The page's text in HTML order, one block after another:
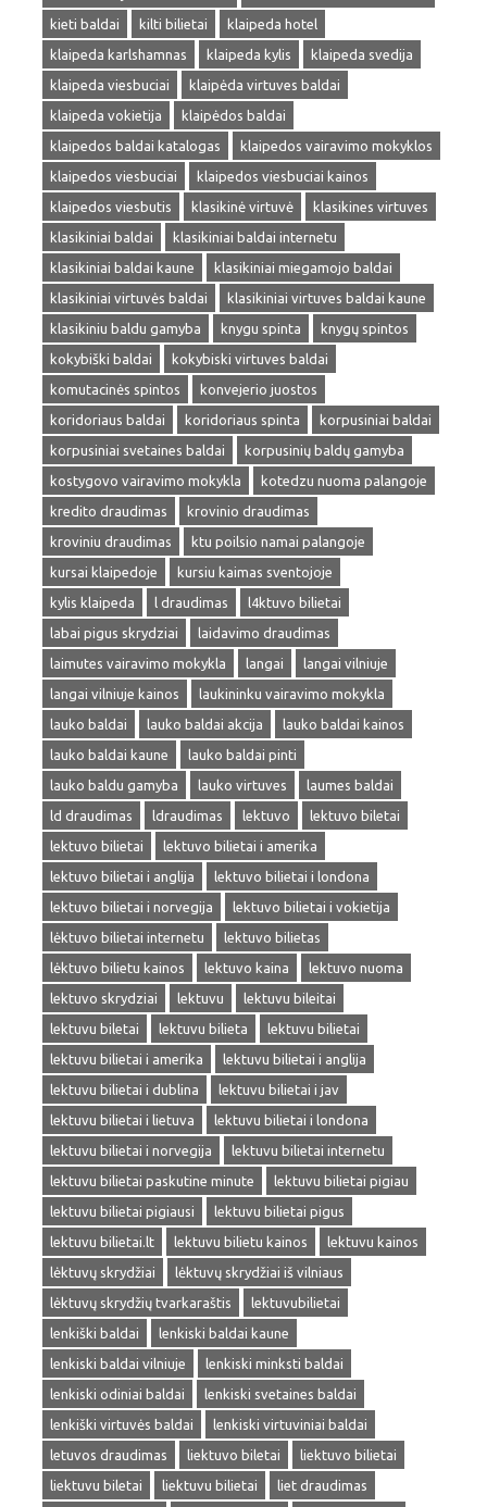
kieti baldai
kilti bilietai
klaipeda hotel
klaipeda karlshamnas
klaipeda kylis
klaipeda svedija
klaipeda viesbuciai
klaipėda virtuves baldai
klaipeda vokietija
klaipėdos baldai
klaipedos baldai katalogas
klaipedos vairavimo mokyklos
klaipedos viesbuciai
klaipedos viesbuciai kainos
klaipedos viesbutis
klasikinė virtuvė
klasikines virtuves
klasikiniai baldai
klasikiniai baldai internetu
klasikiniai baldai kaune
klasikiniai miegamojo baldai
klasikiniai virtuvės baldai
klasikiniai virtuves baldai kaune
klasikiniu baldu gamyba
knygu spinta
knygų spintos
kokybiški baldai
kokybiski virtuves baldai
komutacinės spintos
konvejerio juostos
koridoriaus baldai
koridoriaus spinta
korpusiniai baldai
korpusiniai svetaines baldai
korpusinių baldų gamyba
kostygovo vairavimo mokykla
kotedzu nuoma palangoje
kredito draudimas
krovinio draudimas
kroviniu draudimas
ktu poilsio namai palangoje
kursai klaipedoje
kursiu kaimas sventojoje
kylis klaipeda
l draudimas
l4ktuvo bilietai
labai pigus skrydziai
laidavimo draudimas
laimutes vairavimo mokykla
langai
langai vilniuje
langai vilniuje kainos
laukininku vairavimo mokykla
lauko baldai
lauko baldai akcija
lauko baldai kainos
lauko baldai kaune
lauko baldai pinti
lauko baldu gamyba
lauko virtuves
laumes baldai
ld draudimas
ldraudimas lektuvo
lektuvo biletai
lektuvo bilietai
lektuvo bilietai i amerika
lektuvo bilietai i anglija
lektuvo bilietai i londona
lektuvo bilietai i norvegija
lektuvo bilietai i vokietija
lėktuvo bilietai internetu
lektuvo bilietas
lėktuvo bilietu kainos
lektuvo kaina
lektuvo nuoma
lektuvo skrydziai
lektuvu
lektuvu bileitai
lektuvu biletai
lektuvu bilieta
lektuvu bilietai
lektuvu bilietai i amerika
lektuvu bilietai i anglija
lektuvu bilietai i dublina
lektuvu bilietai i jav
lektuvu bilietai i lietuva
lektuvu bilietai i londona
lektuvu bilietai i norvegija
lektuvu bilietai internetu
lektuvu bilietai paskutine minute
lektuvu bilietai pigiau
lektuvu bilietai pigiausi
lektuvu bilietai pigus
lektuvu bilietai.lt
lektuvu bilietu kainos
lektuvu kainos
lėktuvų skrydžiai
lėktuvų skrydžiai iš vilniaus
lėktuvų skrydžių tvarkaraštis
lektuvubilietai
lenkiški baldai
lenkiski baldai kaune
lenkiski baldai vilniuje
lenkiski minksti baldai
lenkiski odiniai baldai
lenkiski svetaines baldai
lenkiški virtuvės baldai
lenkiski virtuviniai baldai
letuvos draudimas
liektuvo biletai
liektuvo bilietai
liektuvu biletai
liektuvu bilietai
liet draudimas